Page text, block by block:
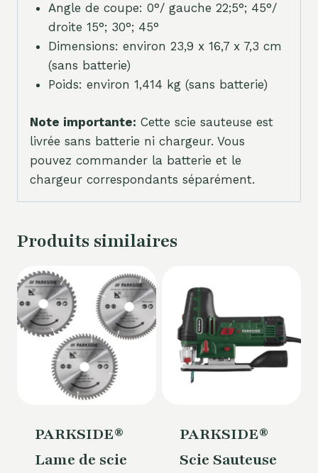
Angle de coupe: 0°/ gauche 22;5°; 45°/
droite 15°; 30°; 45°
Dimensions: environ 23,9 x 16,7 x 7,3 cm
(sans batterie)
Poids: environ 1,414 kg (sans batterie)
Note importante: Cette scie sauteuse est
livrée sans batterie ni chargeur. Vous
pouvez commander la batterie et le
chargeur correspondants séparément.
Produits similaires
PARKSIDE®
Lame de scie
PARKSIDE®
Scie Sauteuse